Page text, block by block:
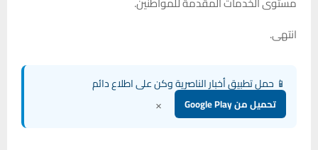
انتهى.
📱 حمل تطبيق أخبار الناصرية وكن على اطلاع دائم
تحميل من Google Play ×